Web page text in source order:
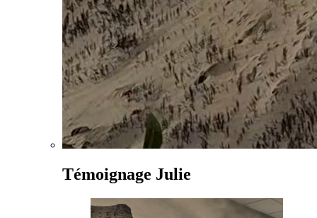
Témoignage Julie